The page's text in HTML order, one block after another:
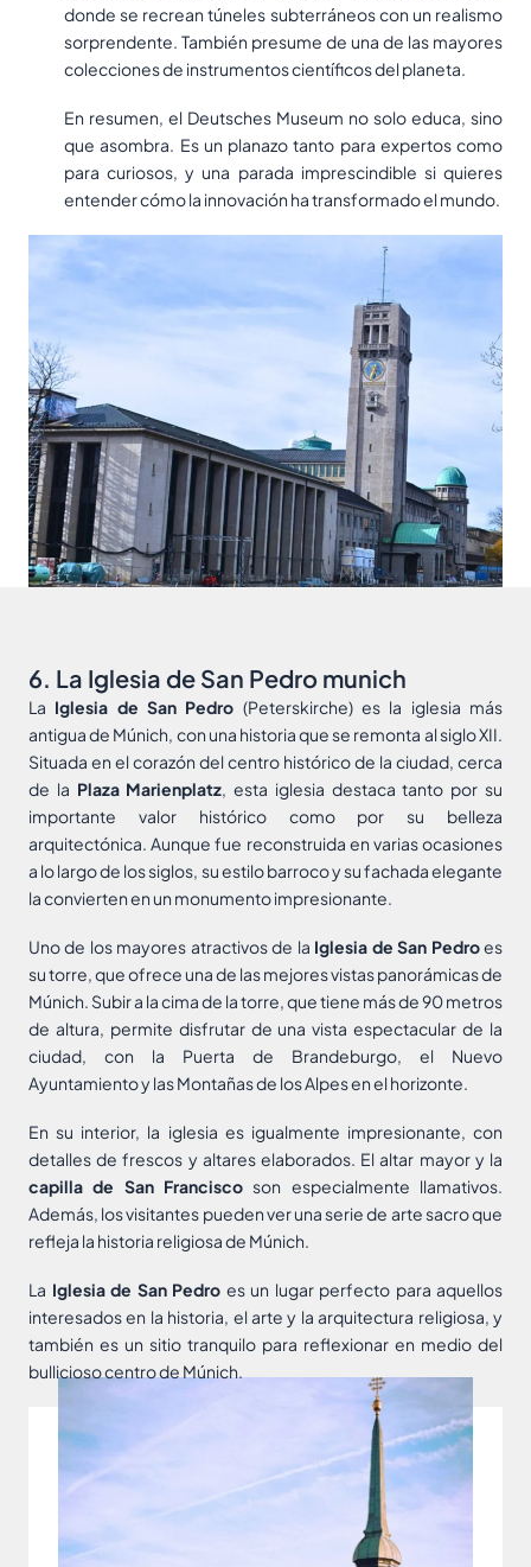
donde se recrean túneles subterráneos con un realismo
sorprendente. También presume de una de las mayores
colecciones de instrumentos científicos del planeta.
En resumen, el Deutsches Museum no solo educa, sino
que asombra. Es un planazo tanto para expertos como
para curiosos, y una parada imprescindible si quieres
entender cómo la innovación ha transformado el mundo.
6. La Iglesia de San Pedro munich
La Iglesia de San Pedro (Peterskirche) es la iglesia más
antigua de Múnich, con una historia que se remonta al siglo XII.
Situada en el corazón del centro histórico de la ciudad, cerca
de la Plaza Marienplatz, esta iglesia destaca tanto por su
importante valor histórico como por su belleza
arquitectónica. Aunque fue reconstruida en varias ocasiones
a lo largo de los siglos, su estilo barroco y su fachada elegante
la convierten en un monumento impresionante.
Uno de los mayores atractivos de la Iglesia de San Pedroes
su torre, que ofrece una de las mejores vistas panorámicas de
Múnich. Subir a la cima de la torre, que tiene más de 90 metros
de altura, permite disfrutar de una vista espectacular de la
ciudad, con la Puerta de Brandeburgo, el Nuevo
Ayuntamiento y las Montañas de los Alpes en el horizonte.
En su interior, la iglesia es igualmente impresionante, con
detalles de frescos y altares elaborados. El altar mayor y la
capilla de San Francisco son especialmente llamativos.
Además, los visitantes pueden ver una serie de arte sacro que
refleja la historia religiosa de Múnich.
La Iglesia de San Pedro es un lugar perfecto para aquellos
interesados en la historia, el arte y la arquitectura religiosa, y
también es un sitio tranquilo para reflexionar en medio del
bullicioso centro de Múnich.